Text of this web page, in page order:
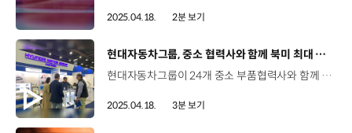
2025.04.18. 2분 보기
[동영상]
현대자동차그룹, 중소 협력사와 함께 북미 최대 모빌리티 기술 전시회 참가
현대자동차그룹이 24개 중소 부품협력사와 함께 북미 최대 모빌리티 기술 전시회 ‘WCX 2025’에 공동 참가했습니다. 현대자동차그룹은 수출 환경 급변으로 어려움을 겪는 중소 협력사를 위해 ‘현대자동차그룹 협력사관’을 구축하고, 신기술 및 제품 전시, 전세계 바이어들과의 원활한 상담을 지원했는데요. 부품협력사들은 글로벌 완성차업체 및 대형 부품사들과 직접 네트워킹을 하며 수출 상담과 신규 파트너십 제안 등 다양한 비즈니스 활동을 펼쳤습니다. 현대자동차그룹 협력사관에는 총 24개사가 참여했으며, 전시회 기간 동안 미국, 일본, 독일, 사우디아라비아 등 주요국 84개 기업과 9천 4백만 달러의 수출 상담 실적을 올렸습니다. 정희섭 상무 / 현대자동차·기아 상생협력실현대자동차그룹에서는 2018년도부터 약 490여 개 중소 협력사에 대해서 해외 수출 판로 개척을 위한 마케팅 지원 사업을 진행해 오고 있습니다. 글로벌 경쟁력을 갖추고 있는 협력사들이 적극적으로 수출 판로 개척을 할 수 있도록 현대자동차그룹에서는 적극적으로 지원하도록 하겠습니다. 또한, 현대자동차그룹은 해외 판로 개척과 수출을 위한 전략과 노하우를 공유하는 특별 세미나도 마련해, 현장 상담이 실제 계약으로 이어질 수 있도록 지원했습니다. 오원현 대표 / 세인아이엔디 (현대자동차그룹 협력사)이번 기회를 통해서 세계 바이어들에게 저희의 좋은 제품들을 소개하고 또 진성 고객을 만날 수 있는 기회로 삼아야 될 것으로 생각이 됩니다. 배효근 차장 / 성림첨단산업 (현대자동차그룹 협력사)최근에 대외 무역 환경의 불확실성 속에서 실질적인 수출 마케팅 지원을 받아서 많은 잠재 고객, 파트너사들과의 교류를 통해서 살아 있는 시장의 현황을 확인할 수 있었습니다. 현대자동차그룹은 WCX에 이어 인도, 일본, 독일에서도 협력사들과의 공동 해외 마케팅 행사를 지속할 예정입니다.
2025.04.18. 3분 보기